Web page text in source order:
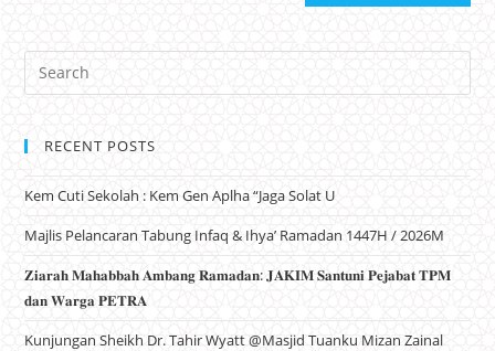
RECENT POSTS
Kem Cuti Sekolah : Kem Gen Aplha “Jaga Solat U
Majlis Pelancaran Tabung Infaq & Ihya’ Ramadan 1447H / 2026M
𝐙𝐢𝐚𝐫𝐚𝐡 𝐌𝐚𝐡𝐚𝐛𝐛𝐚𝐡 𝐀𝐦𝐛𝐚𝐧𝐠 𝐑𝐚𝐦𝐚𝐝𝐚𝐧: 𝐉𝐀𝐊𝐈𝐌 𝐒𝐚𝐧𝐭𝐮𝐧𝐢 𝐏𝐞𝐣𝐚𝐛𝐚𝐭 𝐓𝐏𝐌
𝐝𝐚𝐧 𝐖𝐚𝐫𝐠𝐚 𝐏𝐄𝐓𝐑𝐀
Kunjungan Sheikh Dr. Tahir Wyatt @Masjid Tuanku Mizan Zainal